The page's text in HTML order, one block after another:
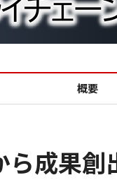
概要
ら成果